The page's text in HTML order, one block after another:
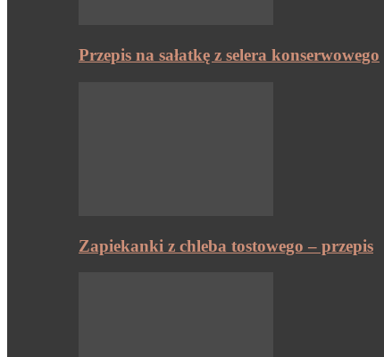
Przepis na sałatkę z selera konserwowego
Zapiekanki z chleba tostowego – przepis